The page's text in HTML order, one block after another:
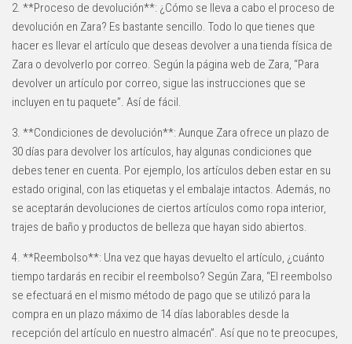
2. **Proceso de devolución**: ¿Cómo se lleva a cabo el proceso de
devolución en Zara? Es bastante sencillo. Todo lo que tienes que
hacer es llevar el artículo que deseas devolver a una tienda física de
Zara o devolverlo por correo. Según la página web de Zara, “Para
devolver un artículo por correo, sigue las instrucciones que se
incluyen en tu paquete”. Así de fácil.
3. **Condiciones de devolución**: Aunque Zara ofrece un plazo de
30 días para devolver los artículos, hay algunas condiciones que
debes tener en cuenta. Por ejemplo, los artículos deben estar en su
estado original, con las etiquetas y el embalaje intactos. Además, no
se aceptarán devoluciones de ciertos artículos como ropa interior,
trajes de baño y productos de belleza que hayan sido abiertos.
4. **Reembolso**: Una vez que hayas devuelto el artículo, ¿cuánto
tiempo tardarás en recibir el reembolso? Según Zara, “El reembolso
se efectuará en el mismo método de pago que se utilizó para la
compra en un plazo máximo de 14 días laborables desde la
recepción del artículo en nuestro almacén”. Así que no te preocupes,